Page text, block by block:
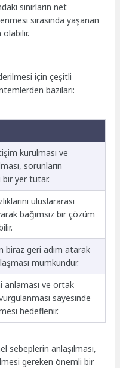
sınırların net
sırasında yaşanan
olabilir.
için çeşitli
bazıları:
kurulması ve
sorunların
yer tutar.
uluslararası
bağımsız bir çözüm
biraz geri adım atarak
mümkündür.
anlaması ve ortak
sayesinde
hedeflenir.
sebeplerin anlaşılması,
gereken önemli bir